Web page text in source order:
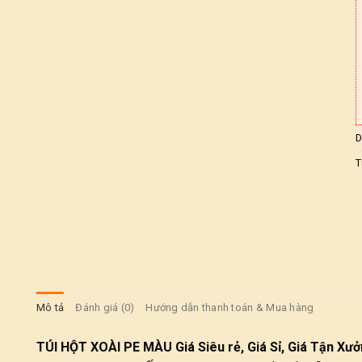
Mô tả Đánh giá (0) Hướng dẫn thanh toán & Mua hàng
TÚI HỘT XOÀI PE MÀU Giá Siêu rẻ, Giá Sỉ, Giá Tận